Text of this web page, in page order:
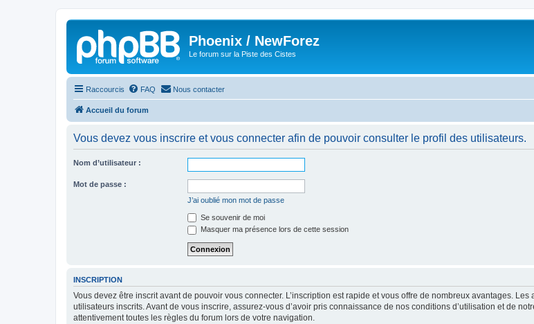
Phoenix / NewForez
Le forum sur la Piste des Cistes
Raccourcis FAQ Nous contacter
Accueil du forum
Vous devez vous inscrire et vous connecter afin de pouvoir consulter le profil des utilisateurs.
Nom d’utilisateur :
Mot de passe :
J’ai oublié mon mot de passe
Se souvenir de moi
Masquer ma présence lors de cette session
INSCRIPTION
Vous devez être inscrit avant de pouvoir vous connecter. L’inscription est rapide et vous offre de nombreux avantages.
utilisateurs inscrits. Avant de vous inscrire, assurez-vous d’avoir pris connaissance de nos conditions d’utilisation et de
attentivement toutes les règles du forum lors de votre navigation.